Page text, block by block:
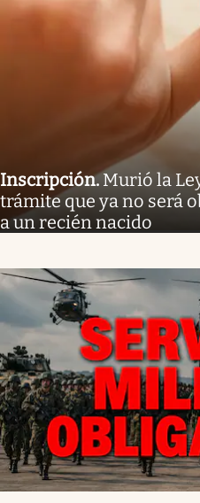
Inscripción.Murió la
trámite que ya no será
a un recién nacido